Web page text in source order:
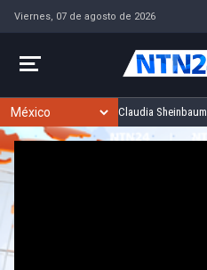
Viernes, 07 de agosto de 2026
Claudia Sheinbaum